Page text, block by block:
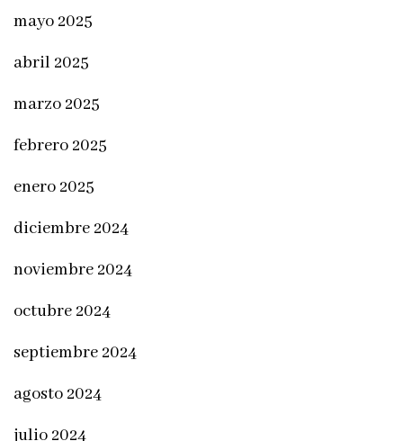
mayo 2025
abril 2025
marzo 2025
febrero 2025
enero 2025
diciembre 2024
noviembre 2024
octubre 2024
septiembre 2024
agosto 2024
julio 2024